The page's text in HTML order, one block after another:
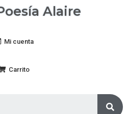
Alaire
Mi cuenta
Carrito